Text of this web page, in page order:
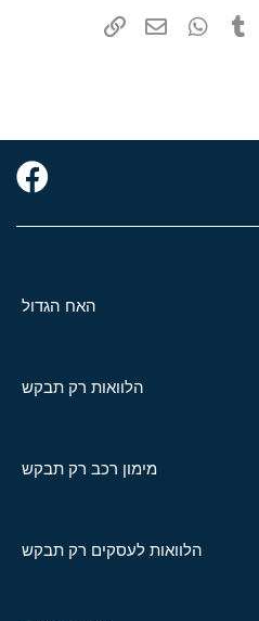
Pinterest
Tumblr
WhatsAppדואר אלקטרוני
האח הגדול
הלוואות רק תבקש
מימון רכב רק תבקש
הלוואות לעסקים רק תבקש